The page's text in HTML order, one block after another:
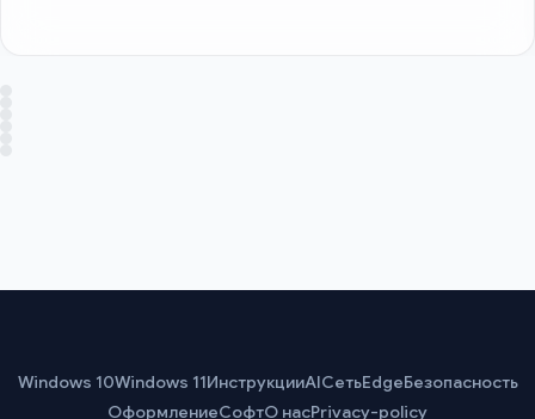
Windows 10Windows 11ИнструкцииAIСетьEdgeБезопасность
ОформлениеСофтО насPrivacy-policy